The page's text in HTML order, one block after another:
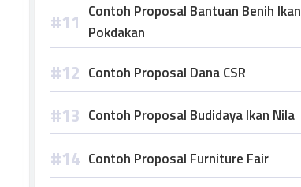
Contoh Proposal Bantuan Benih Ikan
Pokdakan
Contoh Proposal Dana CSR
Contoh Proposal Budidaya Ikan Nila
Contoh Proposal Furniture Fair